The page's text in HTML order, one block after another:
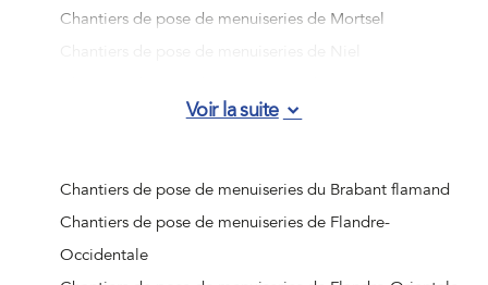
Chantiers de pose de menuiseries de Mortsel
Chantiers de pose de menuiseries de Rumst
Chantiers de pose de menuiseries de Schilde
Chantiers de pose de menuiseries de Schoten
Chantiers de pose de menuiseries de Stabroek
Chantiers de pose de menuiseries de Wijnegem
Voir la suite
Chantiers de pose de menuiseries du Brabant flamand
Chantiers de pose de menuiseries de Flandre-
Occidentale